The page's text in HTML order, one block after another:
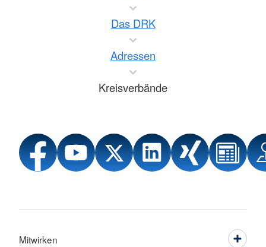
Das DRK
Adressen
Kreisverbände
Mitwirken